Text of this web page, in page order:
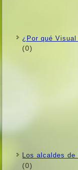
¿Por qué
(0)
Los alcaldes
(0)